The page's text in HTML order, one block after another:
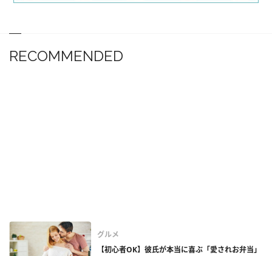
RECOMMENDED
グルメ
【初心者OK】彼氏が本当に喜ぶ「愛されお弁当」